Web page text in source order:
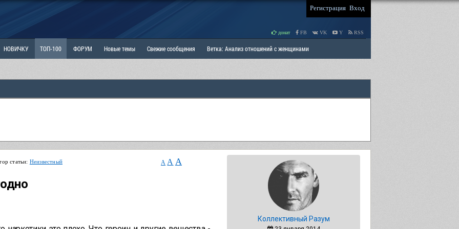
Регистрация Вход
донат FB VK Y RSS
НОВИЧКУ ТОП-100 ФОРУМ Новые темы Свежие сообщения Ветка: Анализ отношений с женщинами
Наболевшее. Выскажись!
статьи: Неизвестный A A A
Коллективный Разум